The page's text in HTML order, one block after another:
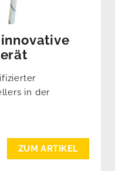
in der
ZUM ARTIKEL